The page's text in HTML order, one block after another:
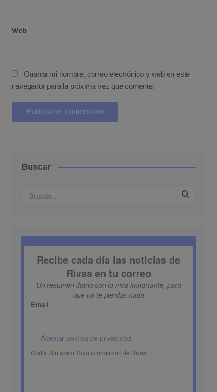
Web
Guarda mi nombre, correo electrónico y web en este
navegador para la próxima vez que comente.
Buscar